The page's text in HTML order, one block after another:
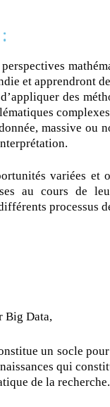
et apprendront
des
massive ou
variées et
au cours de
processus
Big Data,
un socle
qui
de la recherche.